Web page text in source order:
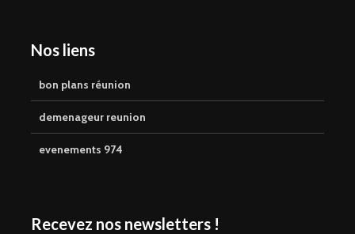
Nos liens
bon plans réunion
demenageur reunion
evenements 974
Recevez nos newsletters !